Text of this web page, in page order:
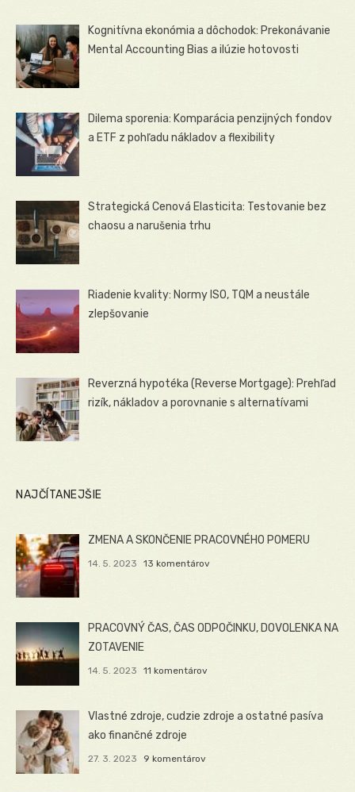
Kognitívna ekonómia a dôchodok: Prekonávanie
Mental Accounting Bias a ilúzie hotovosti
Dilema sporenia: Komparácia penzijných fondov
a ETF z pohľadu nákladov a flexibility
Strategická Cenová Elasticita: Testovanie bez
chaosu a narušenia trhu
Riadenie kvality: Normy ISO, TQM a neustále
zlepšovanie
Reverzná hypotéka (Reverse Mortgage): Prehľad
rizík, nákladov a porovnanie s alternatívami
NAJČÍTANEJŠIE
ZMENA A SKONČENIE PRACOVNÉHO POMERU
14. 5. 2023 13 komentárov
PRACOVNÝ ČAS, ČAS ODPOČINKU, DOVOLENKA NA
ZOTAVENIE
14. 5. 2023 11 komentárov
Vlastné zdroje, cudzie zdroje a ostatné pasíva
ako finančné zdroje
27. 3. 2023 9 komentárov